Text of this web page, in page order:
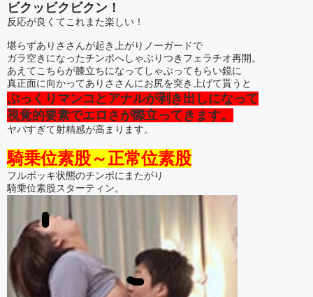
ビクッビクビクン！
反応が良くてこれまた楽しい！
堪らずありささんが起き上がりノーガードで
ガラ空きになったチンポへしゃぶりつきフェラチオ再開。
あえてこちらが膝立ちになってしゃぶってもらい鏡に
真正面に向かってありささんにお尻を突き上げて貰うと
ぷっくりマンコとアナルが剥き出しになって
視覚的要素でエロさが際立ってきます。
ヤバすぎて射精感が高まります。
騎乗位素股～正常位素股
フルボッキ状態のチンポにまたがり
騎乗位素股スターティン。